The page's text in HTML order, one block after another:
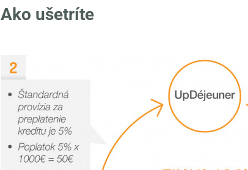
Ako ušetríte